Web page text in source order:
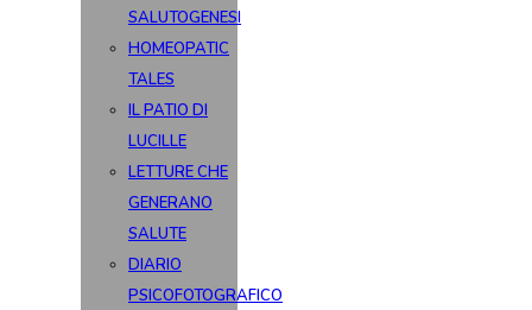
SALUTOGENESI
HOMEOPATIC
TALES
IL PATIO DI
LUCILLE
LETTURE CHE
GENERANO
SALUTE
DIARIO
PSICOFOTOGRAFICO